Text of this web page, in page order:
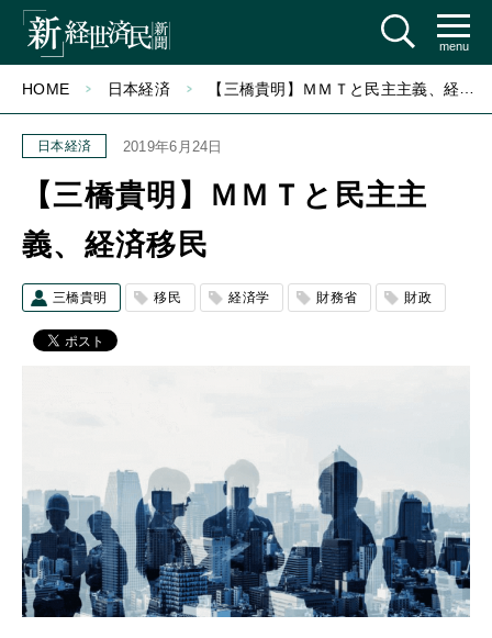
menu
HOME 日本経済 【三橋貴明】ＭＭＴと民主主義、経済移民
日本経済 2019年6月24日
【三橋貴明】ＭＭＴと民主主
義、経済移民
三橋貴明 移民 経済学 財務省 財政